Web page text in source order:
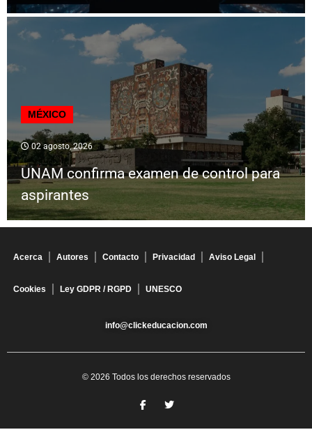
MÉXICO
02 agosto, 2026
UNAM confirma examen de control para
aspirantes
Acerca Autores Contacto Privacidad Aviso Legal
Cookies Ley GDPR / RGPD UNESCO
info@clickeducacion.com
© 2026 Todos los derechos reservados